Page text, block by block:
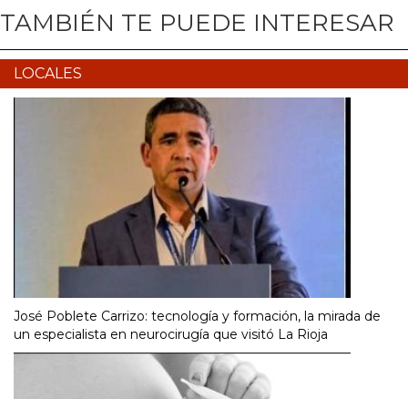
TAMBIÉN TE PUEDE INTERESAR
LOCALES
José Poblete Carrizo: tecnología y formación, la mirada de
un especialista en neurocirugía que visitó La Rioja